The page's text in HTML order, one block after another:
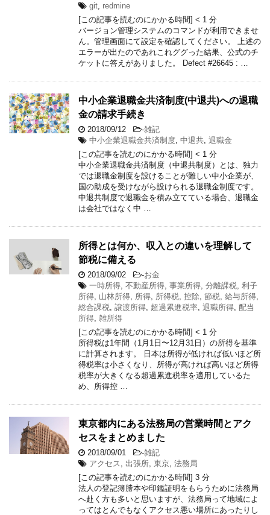
git redmine
[この記事を読むのにかかる時間] < 1 分
バージョン管理システムのコマンドが利用できませ
ん。管理画面にて設定を確認してください。 上述の
エラーが出たのであれこれググった結果、公式のチ
ケットに答えがありました。 Defect #26645 : …
中小企業退職金共済制度(中退共)への退職
金の請求手続き
2018/09/12 -雑記
中小企業退職金共済制度 中退共 退職金
[この記事を読むのにかかる時間] < 1 分
中小企業退職金共済制度（中退共制度）とは、独力
では退職金制度を設けることが難しい中小企業が、
国の助成を受けながら設けられる退職金制度です。
中退共制度で退職金を積み立てている場合、退職金
は会社ではなく中 …
所得とは何か、収入との違いを理解して
節税に備える
2018/09/02 -お金
一時所得 不動産所得 事業所得 分離課税 利子
所得 山林所得 所得 所得税 控除 節税 給与所得
総合課税 譲渡所得 超過累進税率 退職所得 配当
所得 雑所得
[この記事を読むのにかかる時間] < 1 分
所得税は1年間（1月1日〜12月31日）の所得を基準
に計算されます。 日本は所得が低ければ低いほど所
得税率は小さくなり、所得が高ければ高いほど所得
税率が大きくなる超過累進税率を適用しているた
め、所得控 …
東京都内にある法務局の営業時間とアク
セスをまとめました
2018/09/01 -雑記
アクセス
出張所 東京 法務局
[この記事を読むのにかかる時間] 3 分
法人の登記簿謄本や印鑑証明をもらうために法務局
へ赴く方も多いと思いますが、法務局って地域によ
ってはとんでもなくアクセス悪い場所にあったりし